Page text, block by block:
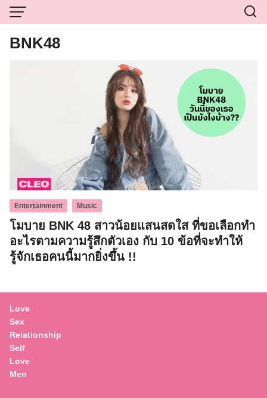
Skip
to
content
BNK48
Entertainment Music
โมบาย BNK 48 สาวน้อยแสนสดใส ที่ขอเลือกทำ
อะไรตามความรู้สึกตัวเอง กับ 10 ข้อที่จะทำให้
รู้จักเธอคนนี้มากยิ่งขึ้น !!
Love
Sex
Relationship
Self
Love
Men